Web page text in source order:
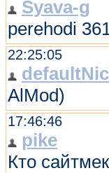
Syava-g
perehodi
22:25:05
AlMod)
17:46:46
pike
Кто